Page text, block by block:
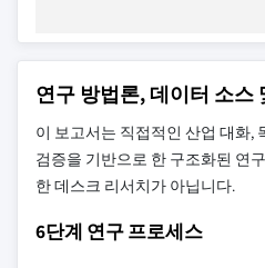
연구 방법론, 데이터 소스
이 보고서는 직접적인 산업 대화,
검증을 기반으로 한 구조화된 연
한 데스크 리서치가 아닙니다.
6단계 연구 프로세스